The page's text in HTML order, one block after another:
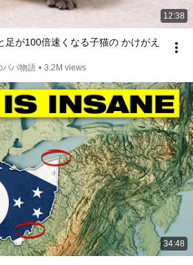
12:38
足が100倍速くなる子猫の かけがえ
パパ物語 • 3.2M views
34:48